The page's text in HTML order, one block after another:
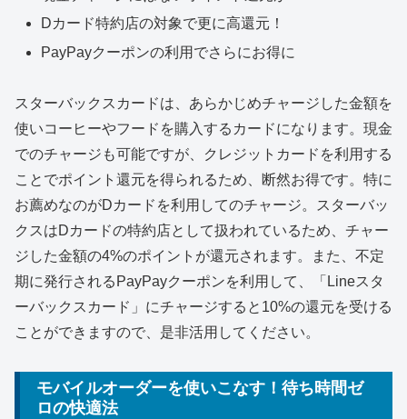
Dカード特約店の対象で更に高還元！
PayPayクーポンの利用でさらにお得に
スターバックスカードは、あらかじめチャージした金額を
使いコーヒーやフードを購入するカードになります。現金
でのチャージも可能ですが、クレジットカードを利用する
ことでポイント還元を得られるため、断然お得です。特に
お薦めなのがDカードを利用してのチャージ。スターバッ
クスはDカードの特約店として扱われているため、チャー
ジした金額の4%のポイントが還元されます。また、不定
期に発行されるPayPayクーポンを利用して、「Lineスタ
ーバックスカード」にチャージすると10%の還元を受ける
ことができますので、是非活用してください。
モバイルオーダーを使いこなす！待ち時間ゼ
ロの快適法